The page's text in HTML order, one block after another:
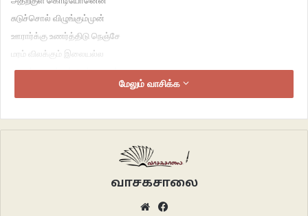
சுடுச்சொல் விழுங்கும்முன்
ஊரார்க்கு உணர்த்திடு நெஞ்சே
மரம் விலக்கும் இலையல்ல
மறைந்து தாங்கும் வேர்களவன்.
நாயுருவிச் செடியின் விதைகளென
மேலும் வாசிக்க
வாசகசாலை
Website